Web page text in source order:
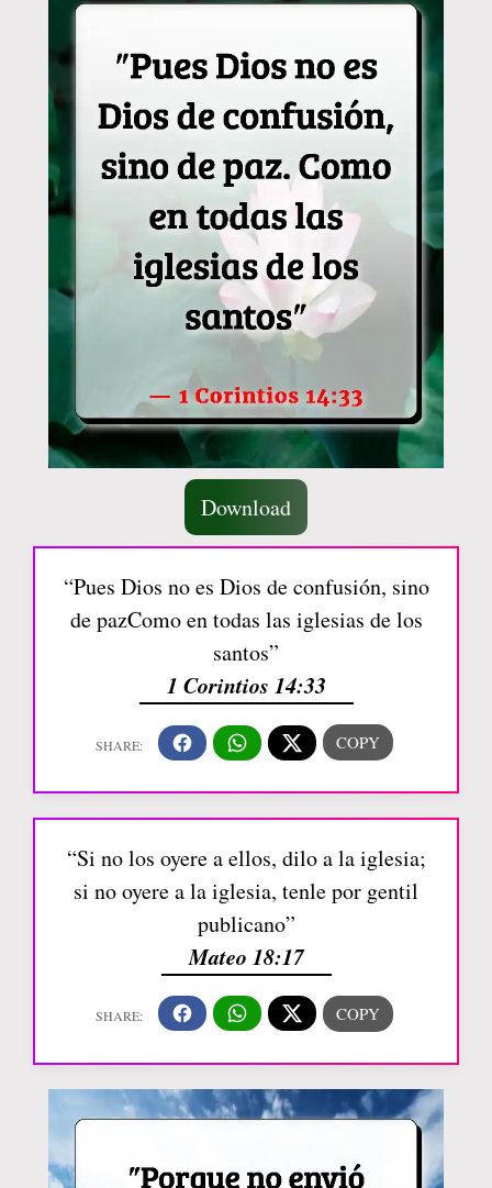
Download
“Pues Dios no es Dios de confusión, sino
de pazComo en todas las iglesias de los
santos”
1 Corintios 14:33
“Si no los oyere a ellos, dilo a la iglesia;
si no oyere a la iglesia, tenle por gentil
publicano”
Mateo 18:17